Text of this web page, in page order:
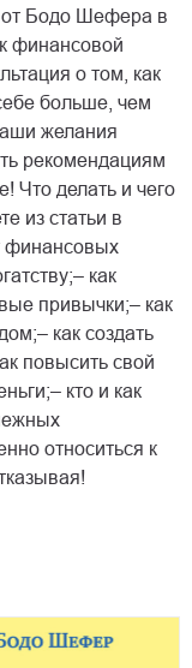
от Бодо Шефера в
финансовой
о том, как
больше, чем
желания
рекомендациям
Что делать и чего
из статьи в
финансовых
как
привычки;– как
как создать
повысить свой
кто и как
относиться к